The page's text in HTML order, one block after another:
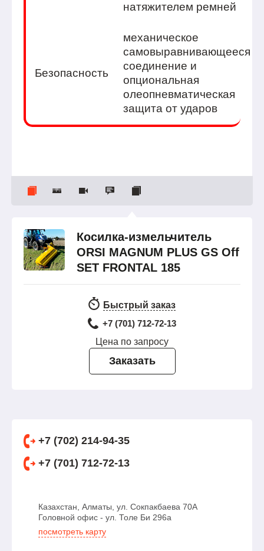
натяжителем ремней
Безопасность
механическое
самовыравнивающееся
соединение и
опциональная
олеопневматическая
защита от ударов
Косилка-измельчитель
ORSI MAGNUM PLUS GS Off
SET FRONTAL 185
Быстрый заказ
+7 (701) 712-72-13
Цена по запросу
Заказать
+7 (702) 214-94-35
+7 (701) 712-72-13
Казахстан, Алматы, ул. Сокпакбаева 70А
Головной офис - ул. Толе Би 296а
посмотреть карту